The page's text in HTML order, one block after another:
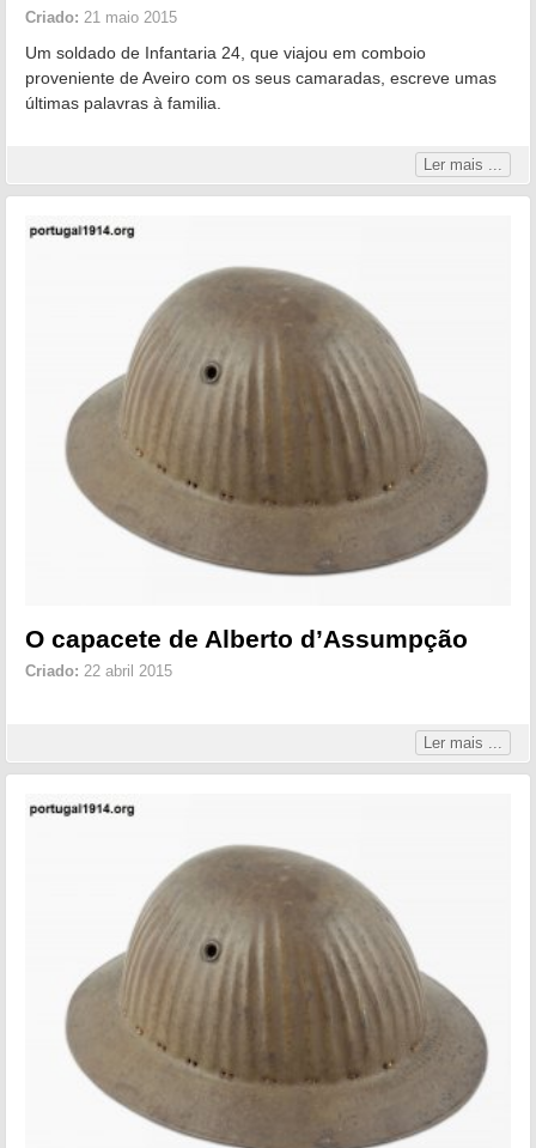
Criado: 21 maio 2015
Um soldado de Infantaria 24, que viajou em comboio
proveniente de Aveiro com os seus camaradas, escreve umas
últimas palavras à familia.
Ler mais ...
O capacete de Alberto d’Assumpção
Criado: 22 abril 2015
Ler mais ...